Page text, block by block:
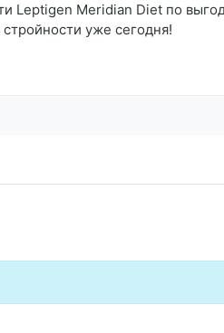
Leptigen Meridian Diet по
уже сегодня!